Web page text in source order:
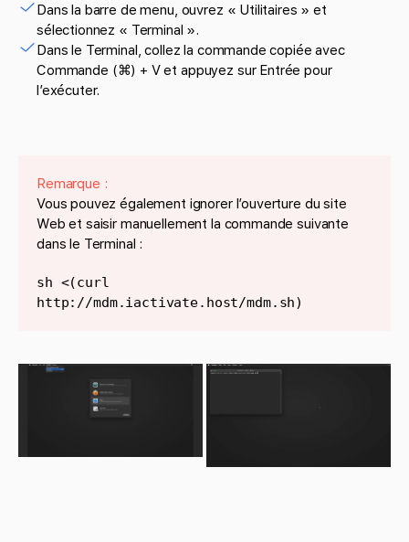
Dans la barre de menu, ouvrez « Utilitaires » et
sélectionnez « Terminal ».
Dans le Terminal, collez la commande copiée avec
Commande (⌘) + V et appuyez sur Entrée pour
l’exécuter.
Remarque :
Vous pouvez également ignorer l’ouverture du site
Web et saisir manuellement la commande suivante
dans le Terminal :
sh <(curl
http://mdm.iactivate.host/mdm.sh)